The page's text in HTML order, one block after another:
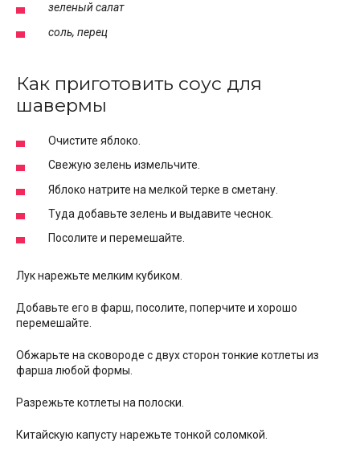
зеленый салат
соль, перец
Как приготовить соус для
шавермы
Очистите яблоко.
Свежую зелень измельчите.
Яблоко натрите на мелкой терке в сметану.
Туда добавьте зелень и выдавите чеснок.
Посолите и перемешайте.
Лук нарежьте мелким кубиком.
Добавьте его в фарш, посолите, поперчите и хорошо
перемешайте.
Обжарьте на сковороде с двух сторон тонкие котлеты из
фарша любой формы.
Разрежьте котлеты на полоски.
Китайскую капусту нарежьте тонкой соломкой.